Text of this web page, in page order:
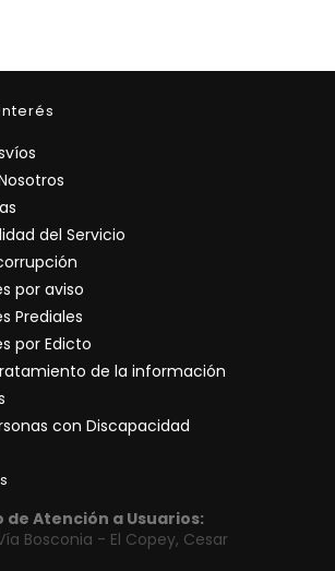
del Servicio
por aviso
Prediales
por Edicto
de la información
con Discapacidad
de Atención a Usuarios:
Bosconia - El Copey, Cesar